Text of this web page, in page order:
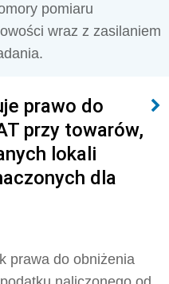
pomiaru
wraz z zasilaniem
prawo do
przy towarów,
lokali
dla
prawa do obniżenia